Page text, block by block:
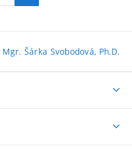
Mgr. Šárka Svobodová, Ph.D.